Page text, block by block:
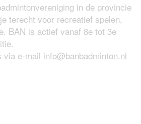
in de provincie
terecht voor recreatief spelen,
BAN is actief vanaf 8e tot 3e
via e-mail info@banbadminton.nl